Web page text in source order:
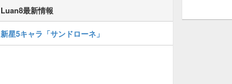
Luan8最新情報
新星5キャラ「サンドローネ」